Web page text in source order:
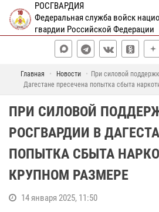
РОСГВАРДИЯ
Федеральная служба войск
гвардии Российской Федерации
Главная Новости
При силовой
Дагестане пресечена попытка сбыта
ПРИ СИЛОВОЙ
РОСГВАРДИИ В
ПОПЫТКА СБЫТА
КРУПНОМ РАЗМЕРЕ
14 января 2025, 11:50